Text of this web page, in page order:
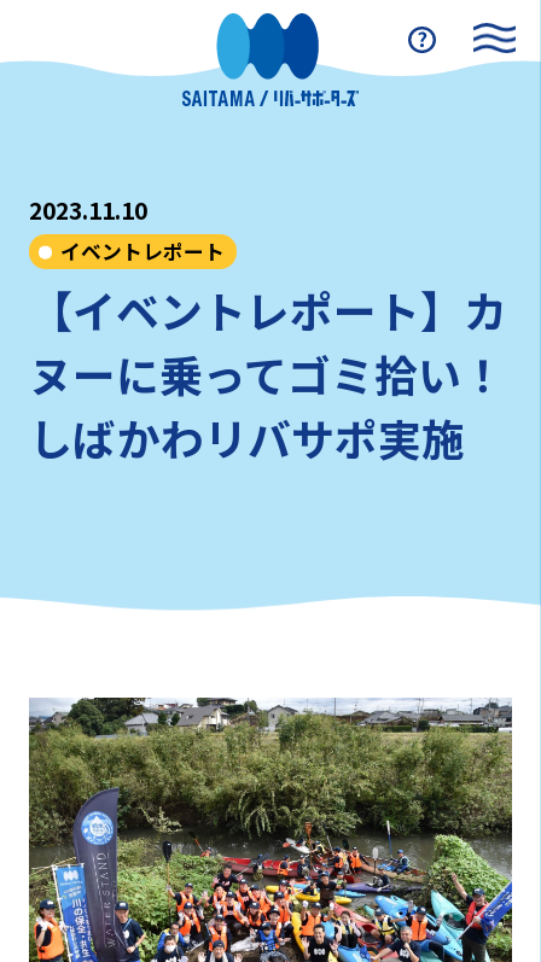
2023.11.10
イベントレポート
【イベントレポート】カ
ヌーに乗ってゴミ拾い！
しばかわリバサポ実施